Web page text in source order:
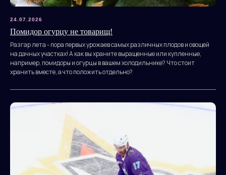
24.07.2026
Помидор огурцу не товарищ!
Разгар лета - пора первых урожаев самых различных плодов и овощей
на дачных участках! А как вы храните выращенные или купленные,
например, помидоры и огурцы в вашем холодильнике? Что стоит
хранить вместе, а что положить отдельно?